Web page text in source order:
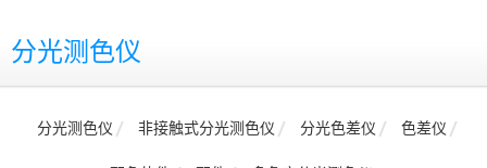
分光测色仪
分光测色仪 非接触式分光测色仪 分光色差仪 色差仪